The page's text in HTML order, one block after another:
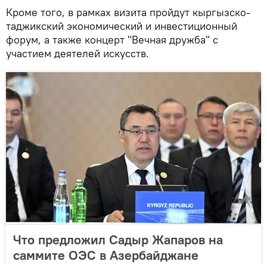
Кроме того, в рамках визита пройдут кыргызско-
таджикский экономический и инвестиционный
форум, а также концерт "Вечная дружба" с
участием деятелей искусств.
Что предложил Садыр Жапаров на
саммите ОЭС в Азербайджане